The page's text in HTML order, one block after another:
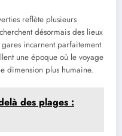
reflète plusieurs
désormais des lieux
incarnent parfaitement
une époque où le voyage
dimension plus humaine.
des plages :